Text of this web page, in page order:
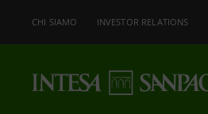
CHI SIAMO INVESTOR RELATIONS